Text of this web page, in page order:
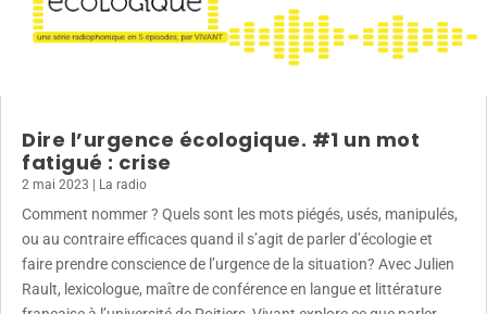
Dire l’urgence écologique. #1 un mot
fatigué : crise
2 mai 2023 La radio
Comment nommer ? Quels sont les mots piégés, usés, manipulés,
ou au contraire efficaces quand il s’agit de parler d’écologie et
faire prendre conscience de l’urgence de la situation? Avec Julien
Rault, lexicologue, maître de conférence en langue et littérature